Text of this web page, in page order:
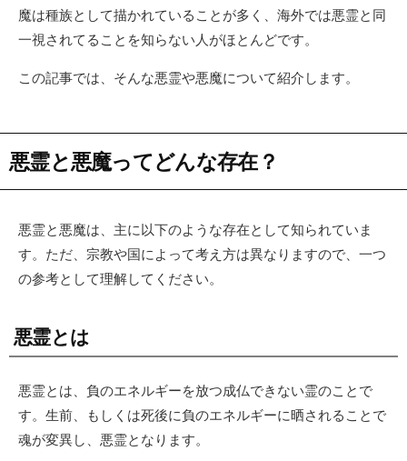
魔は種族として描かれていることが多く、海外では悪霊と同
一視されてることを知らない人がほとんどです。
この記事では、そんな悪霊や悪魔について紹介します。
悪霊と悪魔ってどんな存在？
悪霊と悪魔は、主に以下のような存在として知られていま
す。ただ、宗教や国によって考え方は異なりますので、一つ
の参考として理解してください。
悪霊とは
悪霊とは、負のエネルギーを放つ成仏できない霊のことで
す。生前、もしくは死後に負のエネルギーに晒されることで
魂が変異し、悪霊となります。